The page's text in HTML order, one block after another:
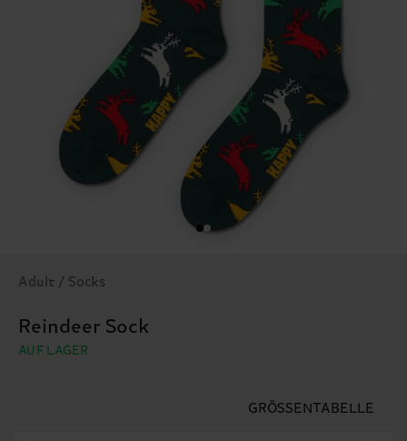
Adult / Socks
Reindeer Sock
AUF LAGER
GRÖSSENTABELLE